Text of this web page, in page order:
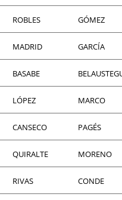
ROBLES GÓMEZ
MADRID GARCÍA
BASABE
LÓPEZ MARCO
CANSECO PAGÉS
QUIRALTE MORENO
RIVAS CONDE